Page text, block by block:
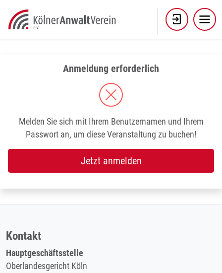
content
Anmeldung erforderlich
Melden Sie sich mit Ihrem Benutzernamen und Ihrem
Passwort an, um diese Veranstaltung zu buchen!
Jetzt anmelden
Kontakt
Hauptgeschäftsstelle
Oberlandesgericht Köln